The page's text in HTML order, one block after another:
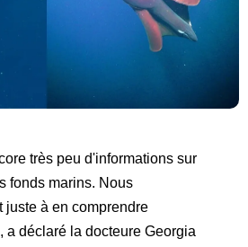
très peu d'informations sur
fonds marins. Nous
juste à en comprendre
a déclaré la docteure Georgia